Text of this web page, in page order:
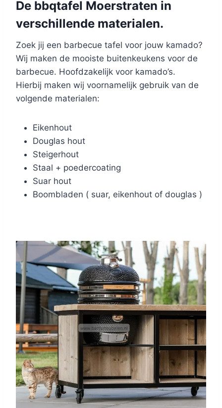
De bbqtafel Moerstraten in
verschillende materialen.
Zoek jij een barbecue tafel voor jouw kamado?
Wij maken de mooiste buitenkeukens voor de
barbecue. Hoofdzakelijk voor kamado’s.
Hierbij maken wij voornamelijk gebruik van de
volgende materialen:
Eikenhout
Douglas hout
Steigerhout
Staal + poedercoating
Suar hout
Boombladen ( suar, eikenhout of douglas )